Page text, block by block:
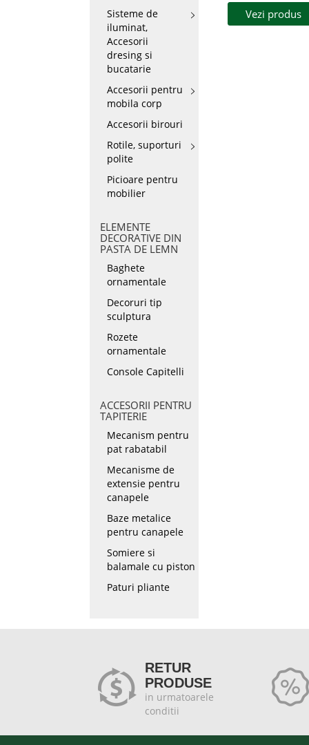
Sisteme de
iluminat,
Accesorii
dresing si
bucatarie
Accesorii pentru
mobila corp
Accesorii birouri
Rotile, suporturi
polite
Picioare pentru
mobilier
ELEMENTE
DECORATIVE DIN
PASTA DE LEMN
Baghete
ornamentale
Decoruri tip
sculptura
Rozete
ornamentale
Console Capitelli
ACCESORII PENTRU
TAPITERIE
Mecanism pentru
pat rabatabil
Mecanisme de
extensie pentru
canapele
Baze metalice
pentru canapele
Somiere si
balamale cu piston
Paturi pliante
Vezi produs
RETUR
PRODUSE
in urmatoarele
conditii